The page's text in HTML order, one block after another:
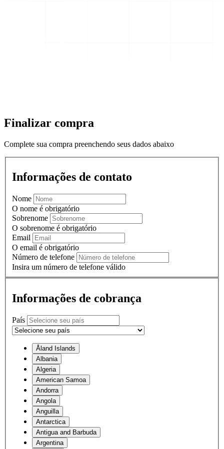
Finalizar compra
Complete sua compra preenchendo seus dados abaixo
Informações de contato
Nome
O nome é obrigatório
Sobrenome
O sobrenome é obrigatório
Email
O email é obrigatório
Número de telefone
Insira um número de telefone válido
Informações de cobrança
País
Åland Islands
Albania
Algeria
American Samoa
Andorra
Angola
Anguilla
Antarctica
Antigua and Barbuda
Argentina